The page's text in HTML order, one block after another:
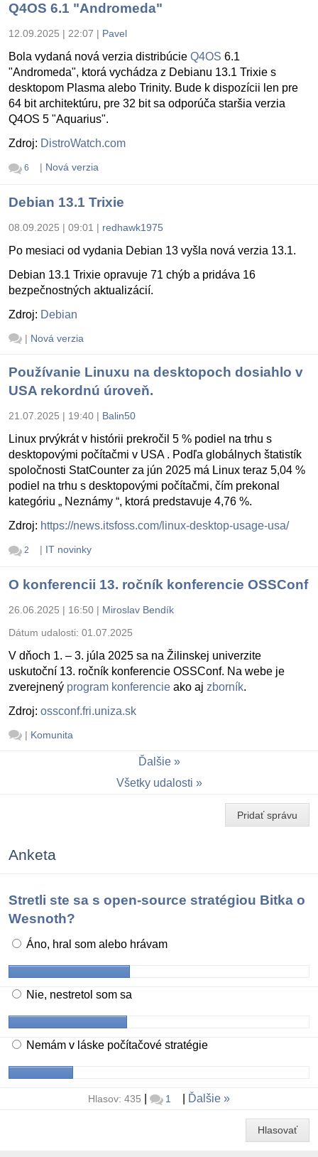
Q4OS 6.1 "Andromeda"
12.09.2025 | 22:07 | Pavel
Bola vydaná nová verzia distribúcie Q4OS 6.1
"Andromeda", ktorá vychádza z Debianu 13.1 Trixie s
desktopom Plasma alebo Trinity. Bude k dispozícii len pre
64 bit architektúru, pre 32 bit sa odporúča staršia verzia
Q4OS 5 "Aquarius".
Zdroj: DistroWatch.com
6 | Nová verzia
Debian 13.1 Trixie
08.09.2025 | 09:01 | redhawk1975
Po mesiaci od vydania Debian 13 vyšla nová verzia 13.1.
Debian 13.1 Trixie opravuje 71 chýb a pridáva 16
bezpečnostných aktualizácií.
Zdroj: Debian
| Nová verzia
Používanie Linuxu na desktopoch dosiahlo v
USA rekordnú úroveň.
21.07.2025 | 19:40 | Balin50
Linux prvýkrát v histórii prekročil 5 % podiel na trhu s
desktopovými počítačmi v USA . Podľa globálnych štatistík
spoločnosti StatCounter za jún 2025 má Linux teraz 5,04 %
podiel na trhu s desktopovými počítačmi, čím prekonal
kategóriu „ Neznámy “, ktorá predstavuje 4,76 %.
Zdroj: https://news.itsfoss.com/linux-desktop-usage-usa/
2 | IT novinky
O konferencii 13. ročník konferencie OSSConf
26.06.2025 | 16:50 | Miroslav Bendík
Dátum udalosti: 01.07.2025
V dňoch 1. – 3. júla 2025 sa na Žilinskej univerzite
uskutoční 13. ročník konferencie OSSConf. Na webe je
zverejnený program konferencie ako aj zborník.
Zdroj: ossconf.fri.uniza.sk
| Komunita
Ďalšie
Všetky udalosti
Pridať správu
Anketa
Stretli ste sa s open-source stratégiou Bitka o
Wesnoth?
Áno, hral som alebo hrávam
Nie, nestretol som sa
Nemám v láske počítačové stratégie
Hlasov: 435 1 Ďalšie
Hlasovať